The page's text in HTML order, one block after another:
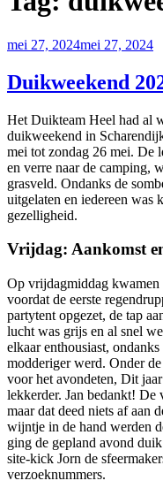
Geplaatst
mei 27, 2024mei 27, 2024
Duikweekend
Het Duikteam Heel had al
duikweekend in
mei tot zondag 26 mei. De
en verre naar de camping,
grasveld. Ondanks de
uitgelaten en iedereen was
gezelligheid.
Vrijdag: Aankomst
Op vrijdagmiddag kwamen
voordat de eerste
partytent opgezet, de tap
lucht was grijs en al snel
elkaar enthousiast,
modderiger werd. Onder
voor het avondeten, Dit
lekkerder. Jan bedankt!
maar dat deed niets af aan
wijntje in de hand werden
ging de gepland avond
site-kick Jorn de
verzoeknummers.